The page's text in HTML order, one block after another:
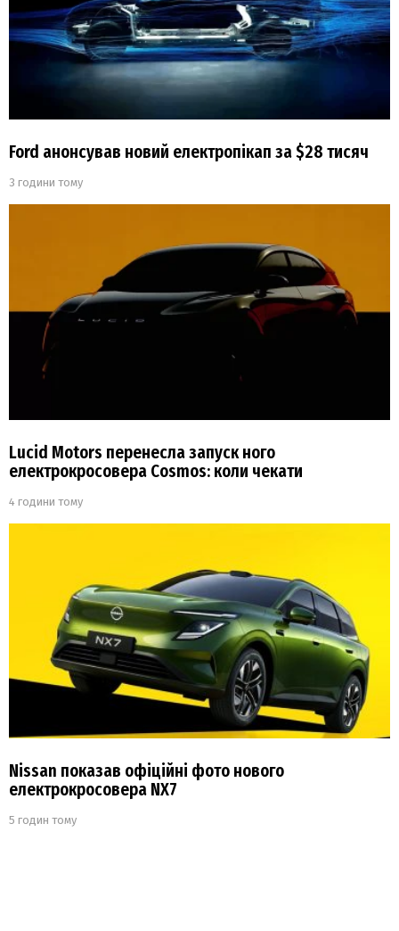
Ford анонсував новий електропікап за $28 тисяч
3 години тому
Lucid Motors перенесла запуск ного
електрокросовера Cosmos: коли чекати
4 години тому
Nissan показав офіційні фото нового
електрокросовера NX7
5 годин тому